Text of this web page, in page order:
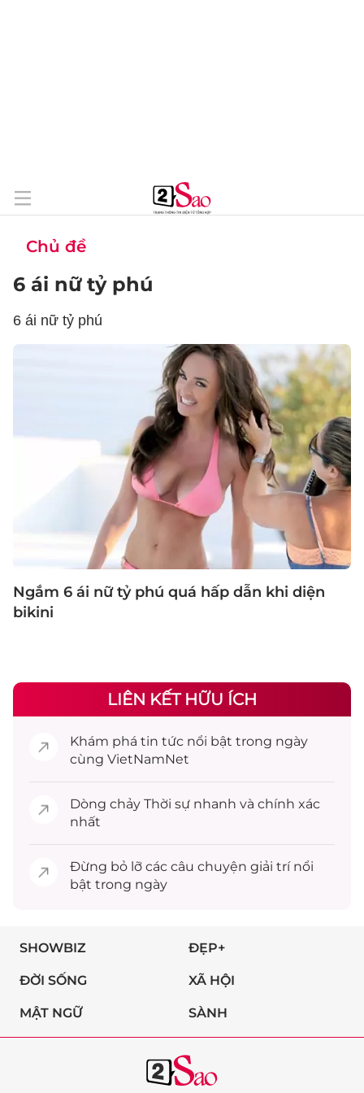
Chủ đề
6 ái nữ tỷ phú
6 ái nữ tỷ phú
Ngắm 6 ái nữ tỷ phú quá hấp dẫn khi diện
bikini
LIÊN KẾT HỮU ÍCH
Khám phá tin tức nổi bật trong ngày
cùng VietNamNet
Dòng chảy Thời sự nhanh và chính xác
nhất
Đừng bỏ lỡ các câu chuyện giải trínổi
bật trong ngày
SHOWBIZ ĐẸP+
ĐỜI SỐNG XÃ HỘI
MẬT NGỮ SÀNH